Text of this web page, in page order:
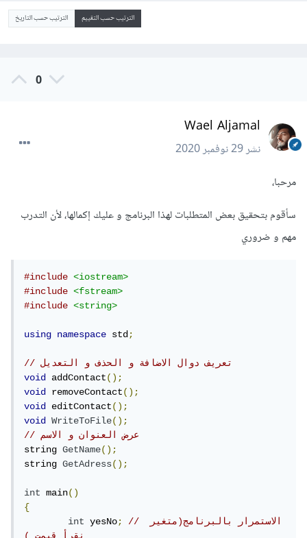
الترتيب حسب التقييم الترتيب حسب التاريخ
0
Wael Aljamal
نشر29 نوفمبر 2020
مرحبا،
سأقوم بتحقيق بعض المتطلبات لهذا البرنامج و عليك إكمالها، لأن التدرب
مهم و ضروري
#include
<iostream>
#include
<fstream>
#include
<string>
using namespace std;
// تعريف دوال الاضافة و الحذف و التعديل
void addContact();
void removeContact();
void editContact();
void
WriteToFile();
// عرض العنوان و الاسم
string GetName();
string GetAdress();
int main()
{
int yesNo;
// الاستمرار بالبرنامج(متغير